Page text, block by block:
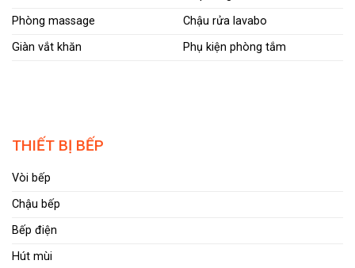
Phòng massage
Chậu rửa lavabo
Giàn vắt khăn
Phụ kiện phòng tắm
THIẾT BỊ BẾP
Vòi bếp
Chậu bếp
Bếp điện
Hút mùi